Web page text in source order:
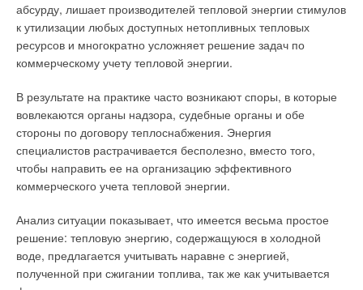
абсурду, лишает производителей тепловой энергии стимулов
к утилизации любых доступных нетопливных тепловых
ресурсов и многократно усложняет решение задач по
коммерческому учету тепловой энергии.
В результате на практике часто возникают споры, в которые
вовлекаются органы надзора, судебные органы и обе
стороны по договору теплоснабжения. Энергия
специалистов растрачивается бесполезно, вместо того,
чтобы направить ее на организацию эффективного
коммерческого учета тепловой энергии.
Анализ ситуации показывает, что имеется весьма простое
решение: тепловую энергию, содержащуюся в холодной
воде, предлагается учитывать наравне с энергией,
полученной при сжигании топлива, так же как учитывается